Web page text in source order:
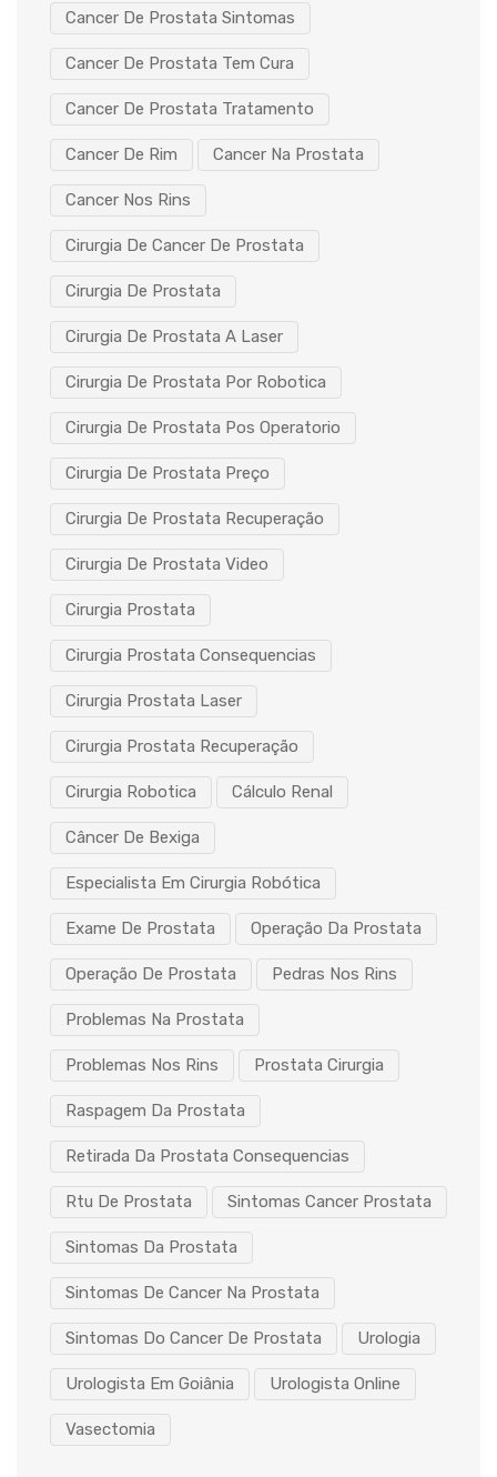
Cancer De Prostata Sintomas
Cancer De Prostata Tem Cura
Cancer De Prostata Tratamento
Cancer De Rim Cancer Na Prostata
Cancer Nos Rins
Cirurgia De Cancer De Prostata
Cirurgia De Prostata
Cirurgia De Prostata A Laser
Cirurgia De Prostata Por Robotica
Cirurgia De Prostata Pos Operatorio
Cirurgia De Prostata Preço
Cirurgia De Prostata Recuperação
Cirurgia De Prostata Video
Cirurgia Prostata
Cirurgia Prostata Consequencias
Cirurgia Prostata Laser
Cirurgia Prostata Recuperação
Cirurgia Robotica Cálculo Renal
Câncer De Bexiga
Especialista Em Cirurgia Robótica
Exame De Prostata Operação Da Prostata
Operação De Prostata Pedras Nos Rins
Problemas Na Prostata
Problemas Nos Rins Prostata Cirurgia
Raspagem Da Prostata
Retirada Da Prostata Consequencias
Rtu De Prostata Sintomas Cancer Prostata
Sintomas Da Prostata
Sintomas De Cancer Na Prostata
Sintomas Do Cancer De Prostata Urologia
Urologista Em Goiânia Urologista Online
Vasectomia